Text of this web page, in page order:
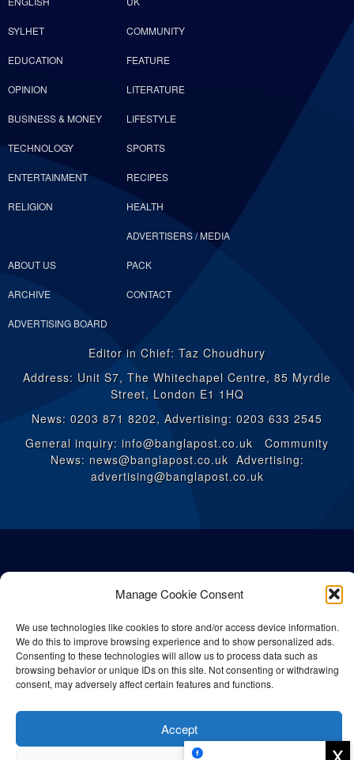
Manage Cookie Consent
We use technologies like cookies to store and/or access device information.
We do this to improve browsing experience and to show personalized ads.
Consenting to these technologies will allow us to process data such as
browsing behavior or unique IDs on this site. Not consenting or withdrawing
consent, may adversely affect certain features and functions.
Accept
SYLHET COMMUNITY
EDUCATION FEATURE
OPINION LITERATURE
BUSINESS & MONEY LIFESTYLE
TECHNOLOGY SPORTS
ENTERTAINMENT RECIPES
RELIGION HEALTH
ABOUT US
ADVERTISERS / MEDIA
PACK
ARCHIVE CONTACT
ADVERTISING BOARD
Editor in Chief: Taz Choudhury
Address: Unit S7, The Whitechapel Centre, 85 Myrdle
Street, London E1 1HQ
News: 0203 871 8202, Advertising: 0203 633 2545
General inquiry: info@banglapost.co.uk Community
News: news@banglapost.co.uk Advertising:
advertising@banglapost.co.uk
© All rights reserved Bangla Post2026| Any unauthorised use or
reproduction of our content is strictly prohibited.